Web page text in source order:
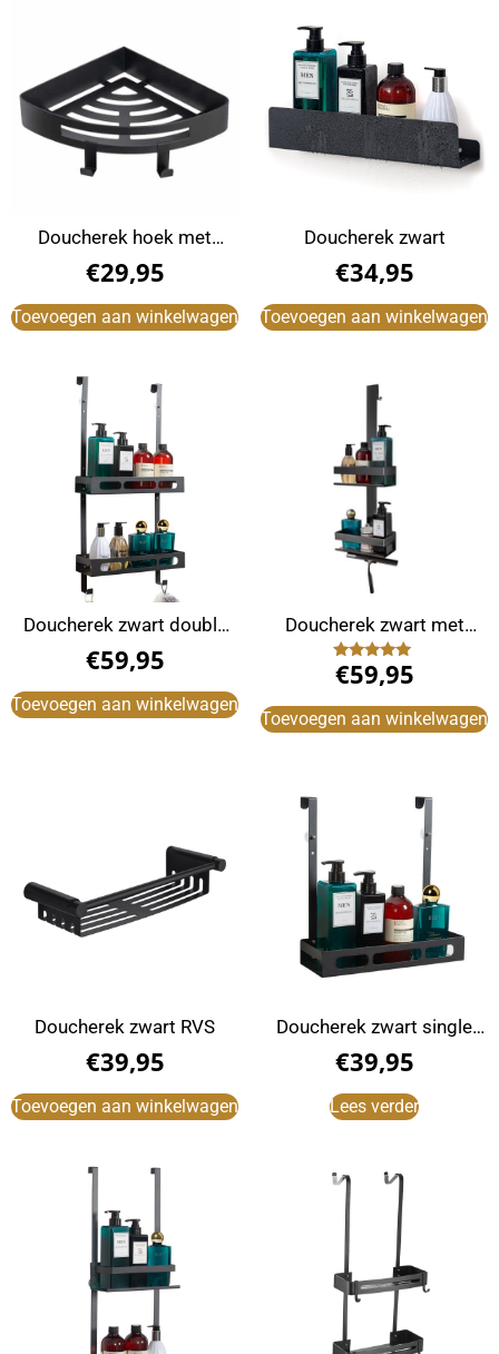
Doucherek hoek met
haakjes zwart
€29,95
Toevoegen aan winkelwagen
Doucherek zwart
€34,95
Toevoegen aan winkelwagen
Doucherek zwart double
met ophanghaak
douchewand
€59,95
Toevoegen aan winkelwagen
Doucherek zwart met
douchewisser
Gewaardeerd
5.00
€59,95
Toevoegen aan winkelwagen
Doucherek zwart RVS
€39,95
Toevoegen aan winkelwagen
Doucherek zwart single
met ophanghaak
douchewand
€39,95
Lees verder